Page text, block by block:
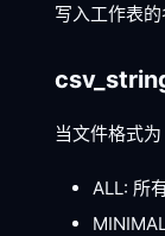
写入工作表
当文件格式
ALL: 所